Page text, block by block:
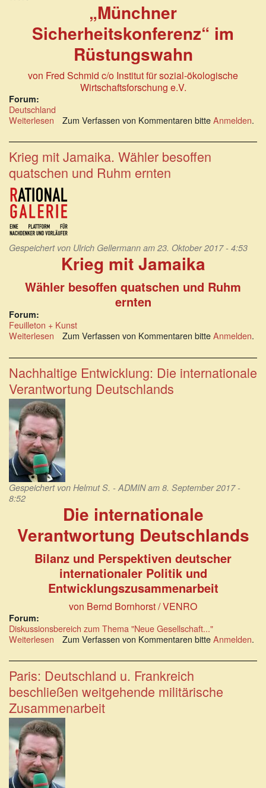
„Münchner
Sicherheitskonferenz“ im
Rüstungswahn
von Fred Schmid c/o Institut für sozial-ökologische
Wirtschaftsforschung e.V.
Forum:
Deutschland
Weiterlesen über
Security
Report
2018:
„Münchner
im
Rüstungswahn
Zum Verfassen von Kommentaren bitteAnmelden.
Krieg mit Jamaika. Wähler besoffen
quatschen und Ruhm ernten
Gespeichert von Ulrich Gellermann am 23. Oktober 2017 - 4:53
Krieg mit Jamaika
Wähler besoffen quatschen und Ruhm
ernten
Forum:
Feuilleton + Kunst
Weiterlesen über
mit
Jamaika.
Wähler
besoffen
quatschen
und
Ruhm
ernten
Zum Verfassen von Kommentaren bitteAnmelden.
Nachhaltige Entwicklung: Die internationale
Verantwortung Deutschlands
Gespeichert von Helmut S. - ADMINam 8. September 2017 -
8:52
Die internationale
Verantwortung Deutschlands
Bilanz und Perspektiven deutscher
internationaler Politik und
Entwicklungszusammenarbeit
von Bernd Bornhorst / VENRO
Forum:
Diskussionsbereich zum Thema "Neue Gesellschaft..."
Weiterlesen über
Entwicklung:
Die
internationale
Verantwortung
Deutschlands
Zum Verfassen von Kommentaren bitteAnmelden.
Paris: Deutschland u. Frankreich
beschließen weitgehende militärische
Zusammenarbeit